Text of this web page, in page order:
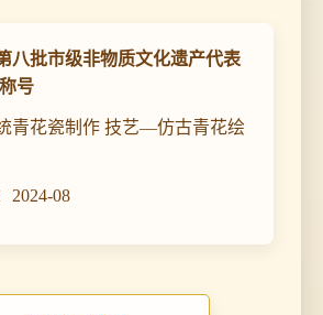
八批市级非物质文化遗产代表
号
青花瓷制作 技艺—仿古青花绘
2024-08